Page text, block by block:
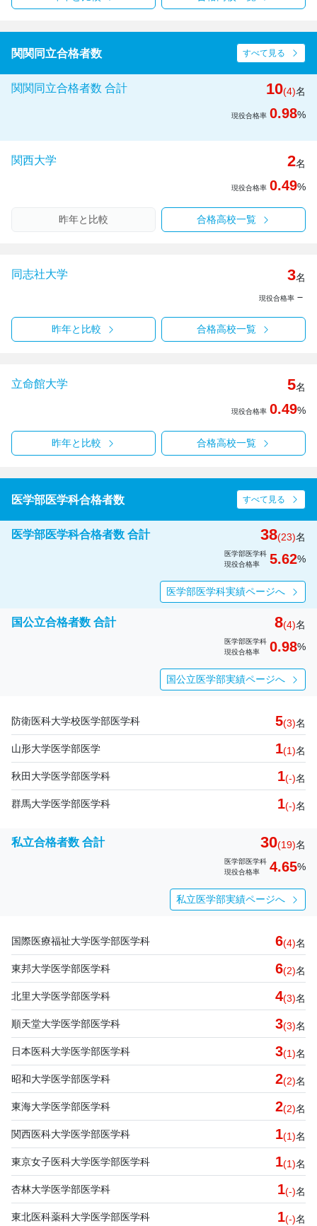
関関同立合格者数 すべて見る
関関同立合格者数 合計 10(4)名
現役合格率 0.98%
関西大学 2名
現役合格率 0.49%
昨年と比較 合格高校一覧
同志社大学 3名
現役合格率 －
昨年と比較 合格高校一覧
立命館大学 5名
現役合格率 0.49%
昨年と比較 合格高校一覧
医学部医学科合格者数 すべて見る
医学部医学科合格者数 合計 38(23)名
医学部医学科
現役合格率
5.62%
医学部医学科実績ページへ
国公立合格者数 合計 8(4)名
医学部医学科
現役合格率
0.98%
国公立医学部実績ページへ
防衛医科大学校医学部医学科 5(3)名
山形大学医学部医学 1(1)名
秋田大学医学部医学科 1(-)名
群馬大学医学部医学科 1(-)名
私立合格者数 合計 30(19)名
医学部医学科
現役合格率
4.65%
私立医学部実績ページへ
国際医療福祉大学医学部医学科 6(4)名
東邦大学医学部医学科 6(2)名
北里大学医学部医学科 4(3)名
順天堂大学医学部医学科 3(3)名
日本医科大学医学部医学科 3(1)名
昭和大学医学部医学科 2(2)名
東海大学医学部医学科 2(2)名
関西医科大学医学部医学科 1(1)名
東京女子医科大学医学部医学科 1(1)名
杏林大学医学部医学科 1(-)名
東北医科薬科大学医学部医学科 1(-)名